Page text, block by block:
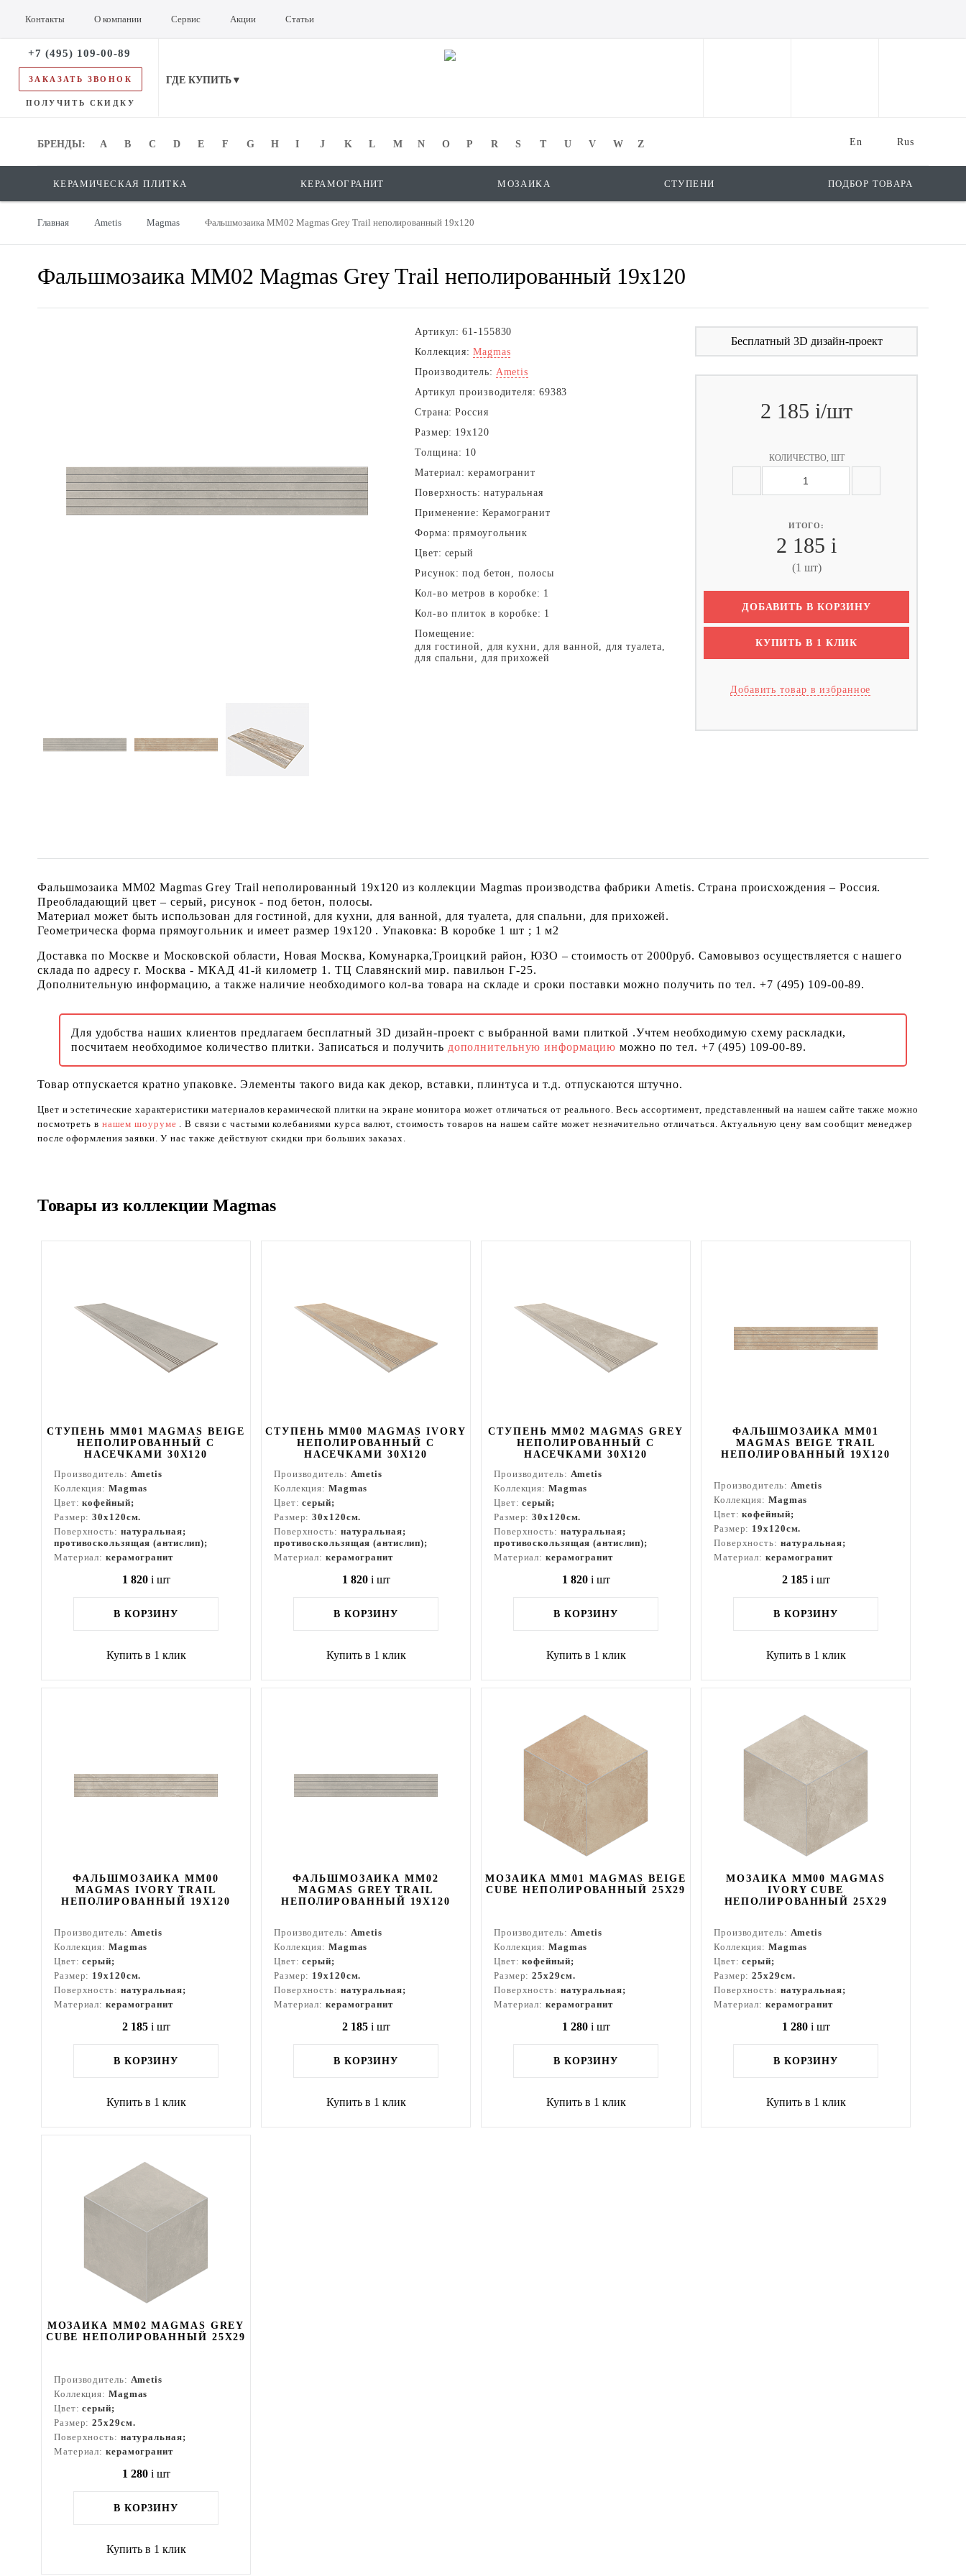
Контакты О компании Сервис Акции Статьи
+7 (495) 109-00-89
ЗАКАЗАТЬ ЗВОНОК
ПОЛУЧИТЬ СКИДКУ
ГДЕ КУПИТЬ▼
Rus
En
БРЕНДЫ: A B C D E F G H I J K L M N O P R S T U V W Z
БРЕНДЫ:
КЕРАМИЧЕСКАЯ ПЛИТКА КЕРАМОГРАНИТ МОЗАИКА СТУПЕНИ ПОДБОР ТОВАРА
Главная Ametis Magmas Фальшмозаика MM02 Magmas Grey Trail неполированный 19x120
Фальшмозаика MM02 Magmas Grey Trail неполированный 19x120
Артикул: 61-155830
Коллекция: Magmas
Производитель: Ametis
Артикул производителя: 69383
Страна: Россия
Размер: 19x120
Толщина: 10
Материал: керамогранит
Поверхность: натуральная
Применение: Керамогранит
Форма: прямоугольник
Цвет: серый
Рисунок: под бетон, полосы
Кол-во метров в коробке: 1
Кол-во плиток в коробке: 1
Помещение:
для гостиной, для кухни, для ванной, для туалета,
для спальни, для прихожей
Бесплатный 3D дизайн-проект
2 185 i/шт
КОЛИЧЕСТВО, ШТ
ИТОГО:
2 185 i
(1 шт)
ДОБАВИТЬ В КОРЗИНУ
КУПИТЬ В 1 КЛИК
Добавить товар в избранное
Фальшмозаика MM02 Magmas Grey Trail неполированный 19x120 из коллекции Magmas производства фабрики Ametis. Страна происхождения – Россия.
Преобладающий цвет – серый, рисунок - под бетон, полосы.
Материал может быть использован для гостиной, для кухни, для ванной, для туалета, для спальни, для прихожей.
Геометрическа форма прямоугольник и имеет размер 19x120 . Упаковка: В коробке 1 шт ; 1 м2
Доставка по Москве и Московской области, Новая Москва, Комунарка,Троицкий район, ЮЗО – стоимость от 2000руб. Самовывоз осуществляется с нашего
склада по адресу г. Москва - МКАД 41-й километр 1. ТЦ Славянский мир. павильон Г-25.
Дополнительную информацию, а также наличие необходимого кол-ва товара на складе и сроки поставки можно получить по тел. +7 (495) 109-00-89.
Для удобства наших клиентов предлагаем бесплатный 3D дизайн-проект с выбранной вами плиткой .Учтем необходимую схему раскладки,
посчитаем необходимое количество плитки. Записаться и получить дополнительную информациюможно по тел. +7 (495) 109-00-89.
Товар отпускается кратно упаковке. Элементы такого вида как декор, вставки, плинтуса и т.д. отпускаются штучно.
Цвет и эстетические характеристики материалов керамической плитки на экране монитора может отличаться от реального. Весь ассортимент, представленный на нашем сайте также можно
посмотреть в нашем шоуруме . В связи с частыми колебаниями курса валют, стоимость товаров на нашем сайте может незначительно отличаться. Актуальную цену вам сообщит менеджер
после оформления заявки. У нас также действуют скидки при больших заказах.
Товары из коллекции Magmas
СТУПЕНЬ MM01 MAGMAS BEIGE
НЕПОЛИРОВАННЫЙ С
НАСЕЧКАМИ 30X120
Производитель: Ametis
Коллекция: Magmas
Цвет:кофейный;
Размер:30x120см.
Поверхность: натуральная;
противоскользящая (антислип);
Материал: керамогранит
1 820 i шт
В КОРЗИНУ
Купить в 1 клик
СТУПЕНЬ MM00 MAGMAS IVORY
НЕПОЛИРОВАННЫЙ С
НАСЕЧКАМИ 30X120
Производитель: Ametis
Коллекция: Magmas
Цвет:серый;
Размер:30x120см.
Поверхность: натуральная;
противоскользящая (антислип);
Материал: керамогранит
1 820 i шт
В КОРЗИНУ
Купить в 1 клик
СТУПЕНЬ MM02 MAGMAS GREY
НЕПОЛИРОВАННЫЙ С
НАСЕЧКАМИ 30X120
Производитель: Ametis
Коллекция: Magmas
Цвет:серый;
Размер:30x120см.
Поверхность: натуральная;
противоскользящая (антислип);
Материал: керамогранит
1 820 i шт
В КОРЗИНУ
Купить в 1 клик
ФАЛЬШМОЗАИКА MM01
MAGMAS BEIGE TRAIL
НЕПОЛИРОВАННЫЙ 19X120
Производитель: Ametis
Коллекция: Magmas
Цвет:кофейный;
Размер: 19x120см.
Поверхность: натуральная;
Материал: керамогранит
2 185 i шт
В КОРЗИНУ
Купить в 1 клик
ФАЛЬШМОЗАИКА MM00
MAGMAS IVORY TRAIL
НЕПОЛИРОВАННЫЙ 19X120
Производитель: Ametis
Коллекция: Magmas
Цвет:серый;
Размер: 19x120см.
Поверхность: натуральная;
Материал: керамогранит
2 185 i шт
В КОРЗИНУ
Купить в 1 клик
ФАЛЬШМОЗАИКА MM02
MAGMAS GREY TRAIL
НЕПОЛИРОВАННЫЙ 19X120
Производитель: Ametis
Коллекция: Magmas
Цвет:серый;
Размер: 19x120см.
Поверхность: натуральная;
Материал: керамогранит
2 185 i шт
В КОРЗИНУ
Купить в 1 клик
МОЗАИКА MM01 MAGMAS BEIGE
CUBE НЕПОЛИРОВАННЫЙ 25X29
Производитель: Ametis
Коллекция: Magmas
Цвет:кофейный;
Размер:25x29см.
Поверхность: натуральная;
Материал: керамогранит
1 280 i шт
В КОРЗИНУ
Купить в 1 клик
МОЗАИКА MM00 MAGMAS
IVORY CUBE
НЕПОЛИРОВАННЫЙ 25X29
Производитель: Ametis
Коллекция: Magmas
Цвет:серый;
Размер:25x29см.
Поверхность: натуральная;
Материал: керамогранит
1 280 i шт
В КОРЗИНУ
Купить в 1 клик
МОЗАИКА MM02 MAGMAS GREY
CUBE НЕПОЛИРОВАННЫЙ 25X29
Производитель: Ametis
Коллекция: Magmas
Цвет:серый;
Размер:25x29см.
Поверхность: натуральная;
Материал: керамогранит
1 280 i шт
В КОРЗИНУ
Купить в 1 клик